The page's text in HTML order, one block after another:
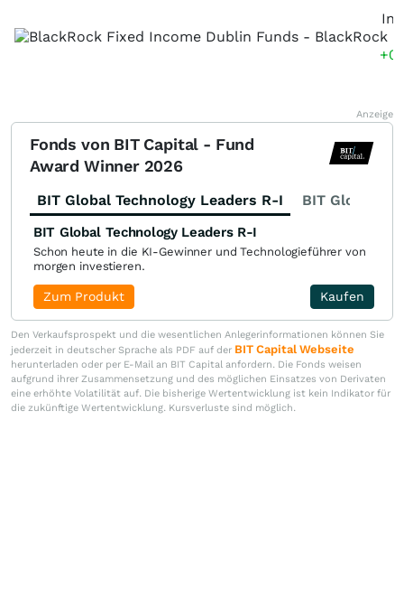
Anzeige
Fonds von BIT Capital - Fund
Award Winner 2026
BIT Global Technology Leaders R-I BIT Global
BIT Global Technology Leaders R-I
Schon heute in die KI-Gewinner und Technologieführer von
morgen investieren.
Kaufen
Zum Produkt
Den Verkaufsprospekt und die wesentlichen Anlegerinformationen können Sie
jederzeit in deutscher Sprache als PDF auf der BIT Capital Webseite
herunterladen oder per E-Mail an BIT Capital anfordern. Die Fonds weisen
aufgrund ihrer Zusammensetzung und des möglichen Einsatzes von Derivaten
eine erhöhte Volatilität auf. Die bisherige Wertentwicklung ist kein Indikator für
die zukünftige Wertentwicklung. Kursverluste sind möglich.